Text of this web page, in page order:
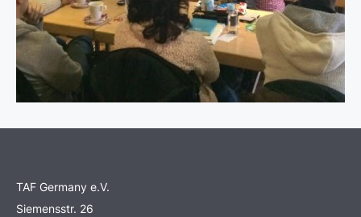
TAF Germany e.V.
Siemensstr. 26